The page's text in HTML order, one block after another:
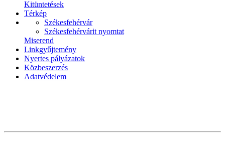
Kitüntetések
Térkép
Székesfehérvár
Székesfehérvárit nyomtat
Miserend
Linkgyűjtemény
Nyertes pályázatok
Közbeszerzés
Adatvédelem